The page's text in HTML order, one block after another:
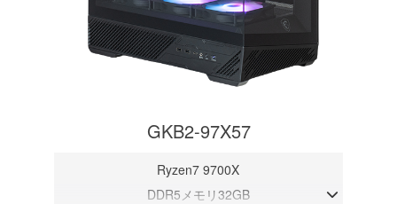
GKB2-97X57
Ryzen7 9700X
DDR5メモリ32GB